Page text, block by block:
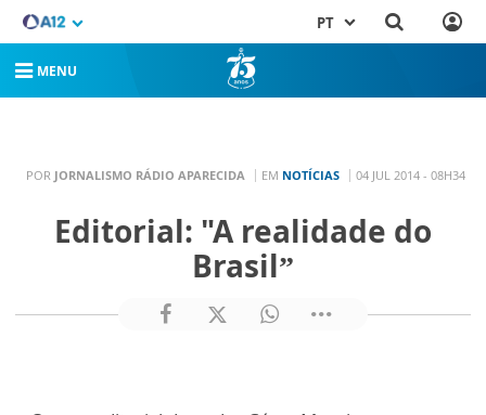
PT
MENU
POR JORNALISMO RÁDIO APARECIDA EM NOTÍCIAS 04 JUL 2014 - 08H34
Editorial: "A realidade do
Brasil”